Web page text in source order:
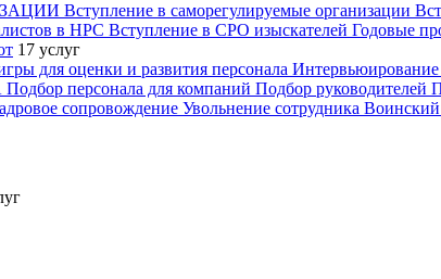
Вступление в саморегулируемые организации
в НРС Вступление в СРО изыскателей Годовые
17 услуг
для оценки и развития персонала Интервьюирование
Подбор персонала для компаний Подбор руководителей
сопровождение Увольнение сотрудника Воинский